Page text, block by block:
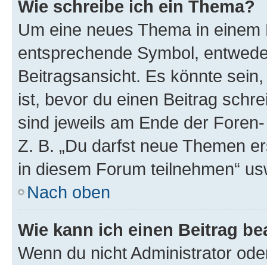
Wie schreibe ich ein Thema?
Um eine neues Thema in
entsprechende Symbol,
Beitragsansicht. Es könnte
ist, bevor du einen Beitrag
sind jeweils am Ende der
Z. B. „Du darfst neue Themen
in diesem Forum teilnehmen“
Nach oben
Wie kann ich einen Beitrag
Wenn du nicht Administrator